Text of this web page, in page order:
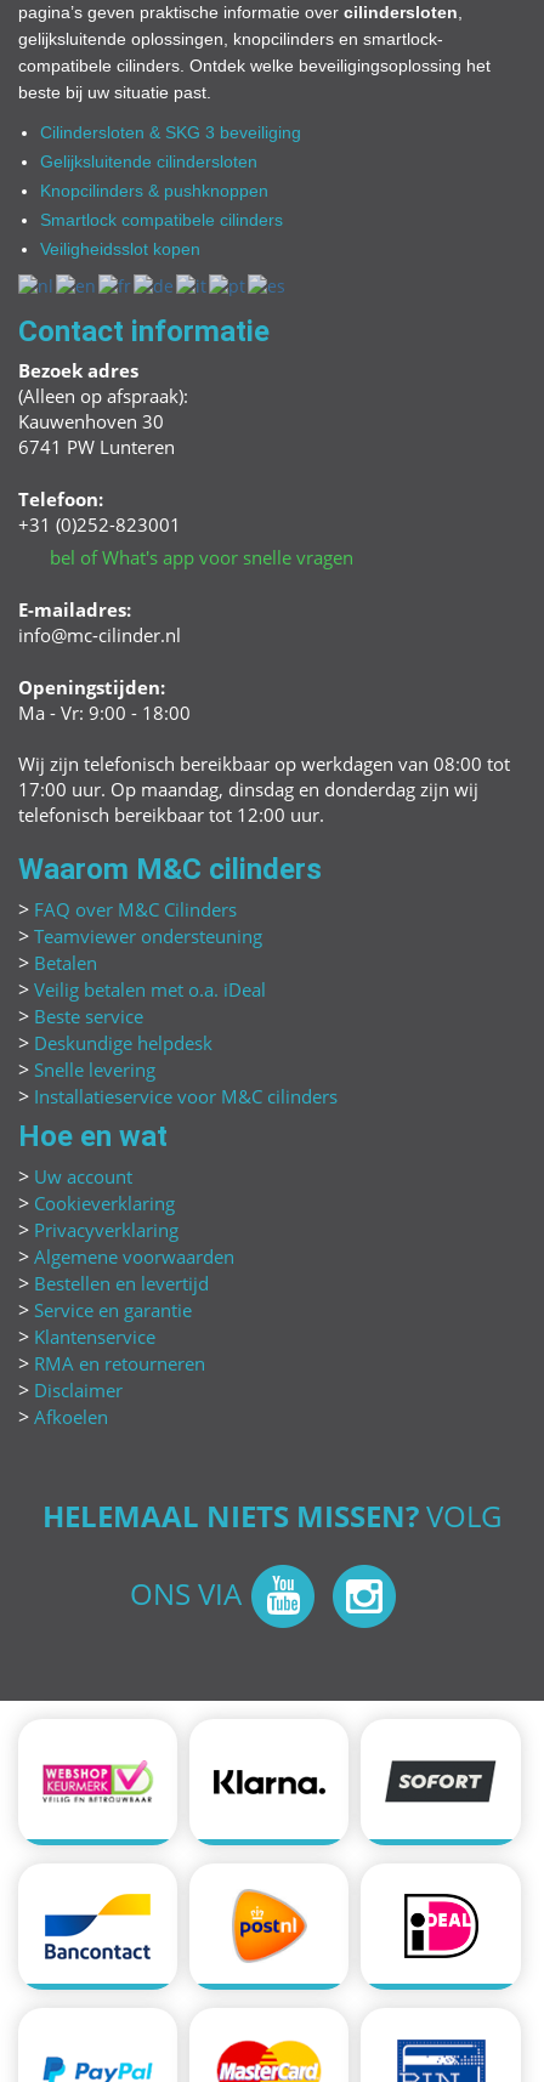
pagina’s geven praktische informatie over cilindersloten
gelijksluitende oplossingen, knopcilinders en smartlock-
compatibele cilinders. Ontdek welke beveiligingsoplossing het
beste bij uw situatie past.
Cilindersloten & SKG 3 beveiliging
Gelijksluitende cilindersloten
Knopcilinders & pushknoppen
Smartlock compatibele cilinders
Veiligheidsslot kopen
Contact informatie
Bezoek adres
(Alleen op afspraak):
Kauwenhoven 30
6741 PW Lunteren
Telefoon:
+31 (0)252-823001
bel of What's app voor snelle vragen
E-mailadres:
info@mc-cilinder.nl
Openingstijden:
Ma - Vr: 9:00 - 18:00
Wij zijn telefonisch bereikbaar op werkdagen van 08:00 tot
17:00 uur. Op maandag, dinsdag en donderdag zijn wij
telefonisch bereikbaar tot 12:00 uur.
Waarom M&C cilinders
FAQ over M&C Cilinders
Teamviewer ondersteuning
Betalen
Veilig betalen met o.a. iDeal
Beste service
Deskundige helpdesk
Snelle levering
Installatieservice voor M&C cilinders
Hoe en wat
Uw account
Cookieverklaring
Privacyverklaring
Algemene voorwaarden
Bestellen en levertijd
Service en garantie
Klantenservice
RMA en retourneren
Disclaimer
Afkoelen
HELEMAAL NIETS MISSEN?VOLG
ONS VIA